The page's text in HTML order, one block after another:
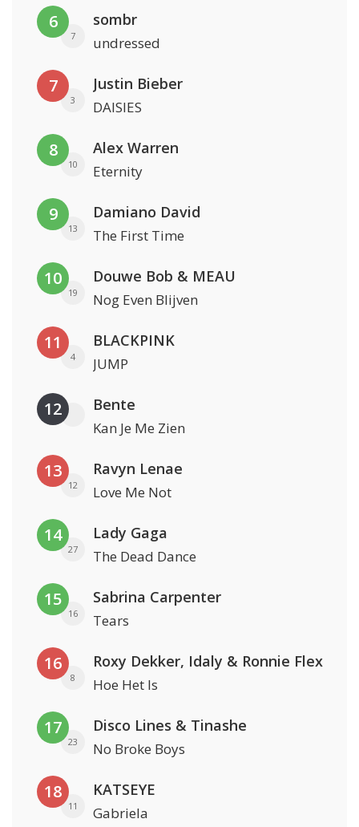
6
7
sombr
undressed
7
3
Justin Bieber
DAISIES
8
10
Alex Warren
Eternity
9
13
Damiano David
The First Time
10
19
Douwe Bob & MEAU
Nog Even Blijven
11
4
BLACKPINK
JUMP
12 Bente
Kan Je Me Zien
13
12
Ravyn Lenae
Love Me Not
14
27
Lady Gaga
The Dead Dance
15
16
Sabrina Carpenter
Tears
16
8
Roxy Dekker, Idaly & Ronnie Flex
Hoe Het Is
17
23
Disco Lines & Tinashe
No Broke Boys
18
11
KATSEYE
Gabriela